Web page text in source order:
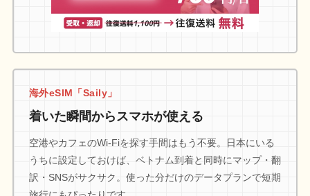
海外eSIM「Saily」
着いた瞬間からスマホが使える
空港やカフェのWi-Fiを探す手間はもう不要。日本にいる
うちに設定しておけば、ベトナム到着と同時にマップ・翻
訳・SNSがサクサク。使った分だけのデータプランで短期